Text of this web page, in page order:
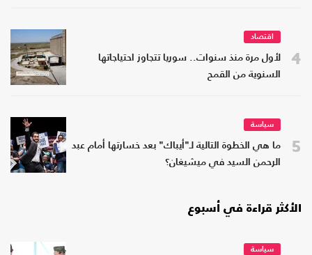
4
اقتصاد
لأول مرة منذ سنوات.. سوريا تتجاوز احتياجاتها
السنوية من القمح
5
سياسة
ما هي الخطوة التالية لـ"أيباك" بعد خسارتها أمام عبد
الرحمن السيد في ميشيغان؟
الأكثر قراءة في أسبوع
سياسة